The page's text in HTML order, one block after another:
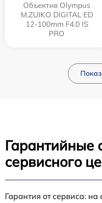
Объектив Olympus
M.ZUIKO DIGITAL ED
12‑100mm F4.0 IS
PRO
Гарантийные
сервисного
Гарантия от сервиса: